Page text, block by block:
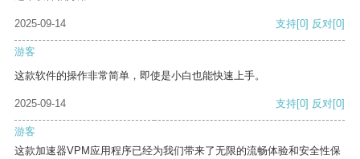
2025-09-14 支持[0] 反对[0]
游客
这款软件的操作非常简单，即使是小白也能快速上手。
2025-09-14 支持[0] 反对[0]
游客
这款加速器VPM应用程序已经为我们带来了无限的流畅体验和安全性保